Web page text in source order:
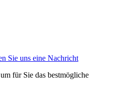
Sie uns eine Nachricht
für Sie das bestmögliche